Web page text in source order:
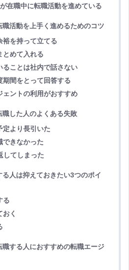
在職中に転職活動を進めている
活動を上手く進めるためのコツ
裕を持って立てる
とめて入れる
ることは社内で話さない
期間をとって回答する
ントの利用がおすすめ
した人のよくある失敗
定より長引いた
できなかった
してしまった
人は抑えておきたい3つのポイ
る
く
する人におすすめの転職エージ